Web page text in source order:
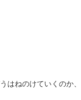
はねのけていくのか